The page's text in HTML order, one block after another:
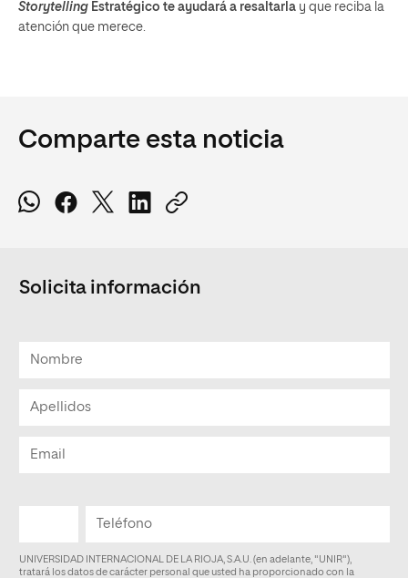
Storytelling Estratégico te ayudará a resaltarla y que reciba la
atención que merece.
Comparte esta noticia
Solicita información